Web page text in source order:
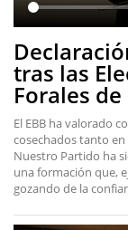
tras las
Forales de
El EBB ha valorado
cosechados tanto en
Nuestro Partido ha
una formación que,
gozando de la